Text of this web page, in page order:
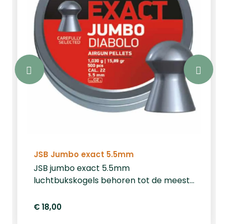
JSB Jumbo exact 5.5mm
JSB jumbo exact 5.5mm
luchtbukskogels behoren tot de meest
luchtbukskogeltjes op de markt. Deze
€ 18,00